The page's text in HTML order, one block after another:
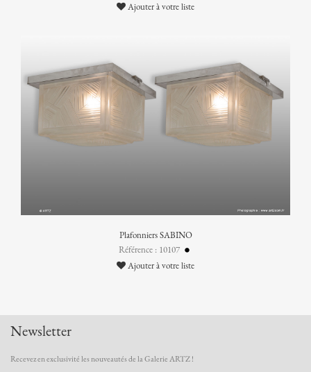
Ajouter à votre liste
Plafonniers SABINO
Référence : 10107
Ajouter à votre liste
Newsletter
Recevez en exclusivité les nouveautés de la Galerie ARTZ !